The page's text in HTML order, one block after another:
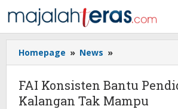
ke
konten
Homepage » News »
Konsisten
Pendidikan
Kalangan
FAI Konsisten Bantu
Kalangan Tak Mampu